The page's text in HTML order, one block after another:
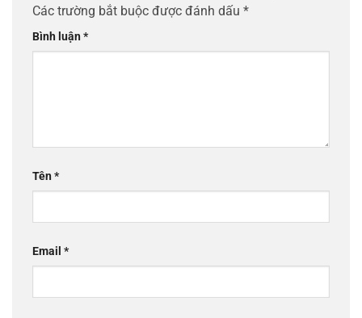
Các trường bắt buộc được đánh dấu *
Bình luận*
Tên*
Email *